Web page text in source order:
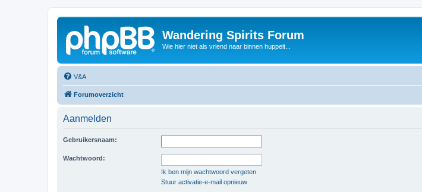
Wandering Spirits Forum
Wie hier niet als vriend naar binnen huppelt...
V&A
Forumoverzicht
Aanmelden
Gebruikersnaam:
Wachtwoord:
Ik ben mijn wachtwoord vergeten
Stuur activatie-e-mail opnieuw